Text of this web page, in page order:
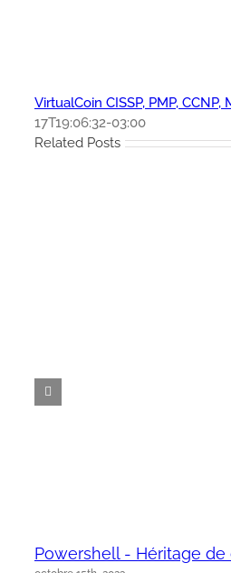
VirtualCoin CISSP, PMP, CCNP,
17T19:06:32-03:00
Related Posts
Powershell - Héritage de